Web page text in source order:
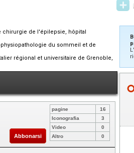
chirurgie de l'épilepsie, hôpital
du sommeil et de
régional et universitaire de Grenoble,
Abbonarsi
pagine
16
Iconografia
3
Video
0
Altro
0